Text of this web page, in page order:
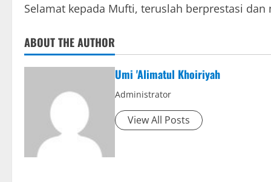
Selamat kepada Mufti, teruslah berprestasi dan
ABOUT THE AUTHOR
Umi 'Alimatul Khoiriyah
Administrator
View All Posts